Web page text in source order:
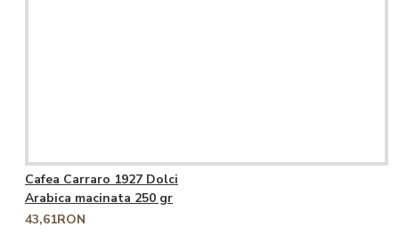
Cafea Carraro 1927 Dolci
Arabica macinata 250 gr
43,61RON